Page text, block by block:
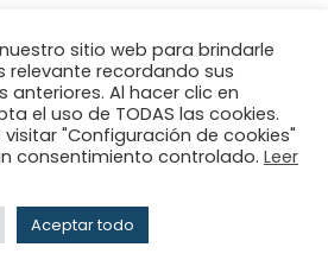
byAdderit S.L.
sitio web para brindarle
relevante recordando sus
anteriores. Al hacer clic en
el uso de TODAS las cookies.
"Configuración de cookies"
consentimiento controlado. Leer
Aceptar todo